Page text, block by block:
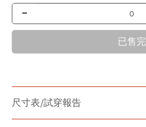
-
已售完
尺寸表/試穿報告